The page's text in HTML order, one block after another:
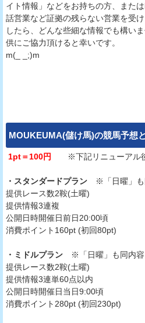
イト情報」などをお持ちの方、また
話営業など証拠の残らない営業を受
したら、どんな些細な情報でも構い
供にご協力頂けると幸いです。
m(_ _;)m
MOUKEUMA(儲け馬)の競馬予想
1pt＝100円 ※下記リニューアル
・スタンダードプラン
※「日曜」
提供レース数2鞍(土曜)
提供情報3連複
公開日時開催日前日20:00頃
消費ポイント160pt (初回80pt)
・ミドルプラン
※「日曜」も同内容
提供レース数2鞍(土曜)
提供情報3連単60点以内
公開日時開催日当日9:00頃
消費ポイント280pt (初回230pt)